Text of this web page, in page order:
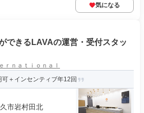
気になる
できるLAVAの運営・受付スタッ
ｎａｔｉｏｎａｌ
＋インセンティブ年12回
市岩村田北